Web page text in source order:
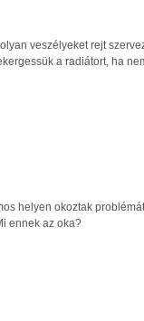
veszélyeket rejt
a radiátort, ha
helyen okoztak
ennek az oka?